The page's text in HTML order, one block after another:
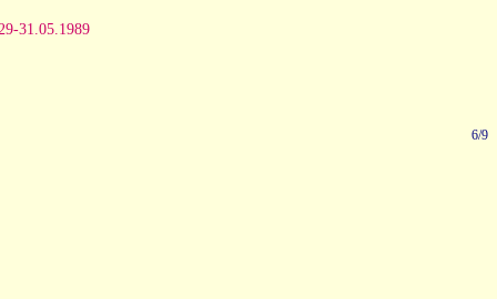
31.05.1989
6/9